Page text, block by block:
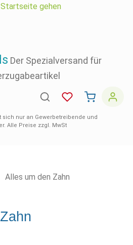
Der Spezialversand für
sich nur an Gewerbetreibende und
Alle Preise zzgl. MwSt
Alles um den Zahn